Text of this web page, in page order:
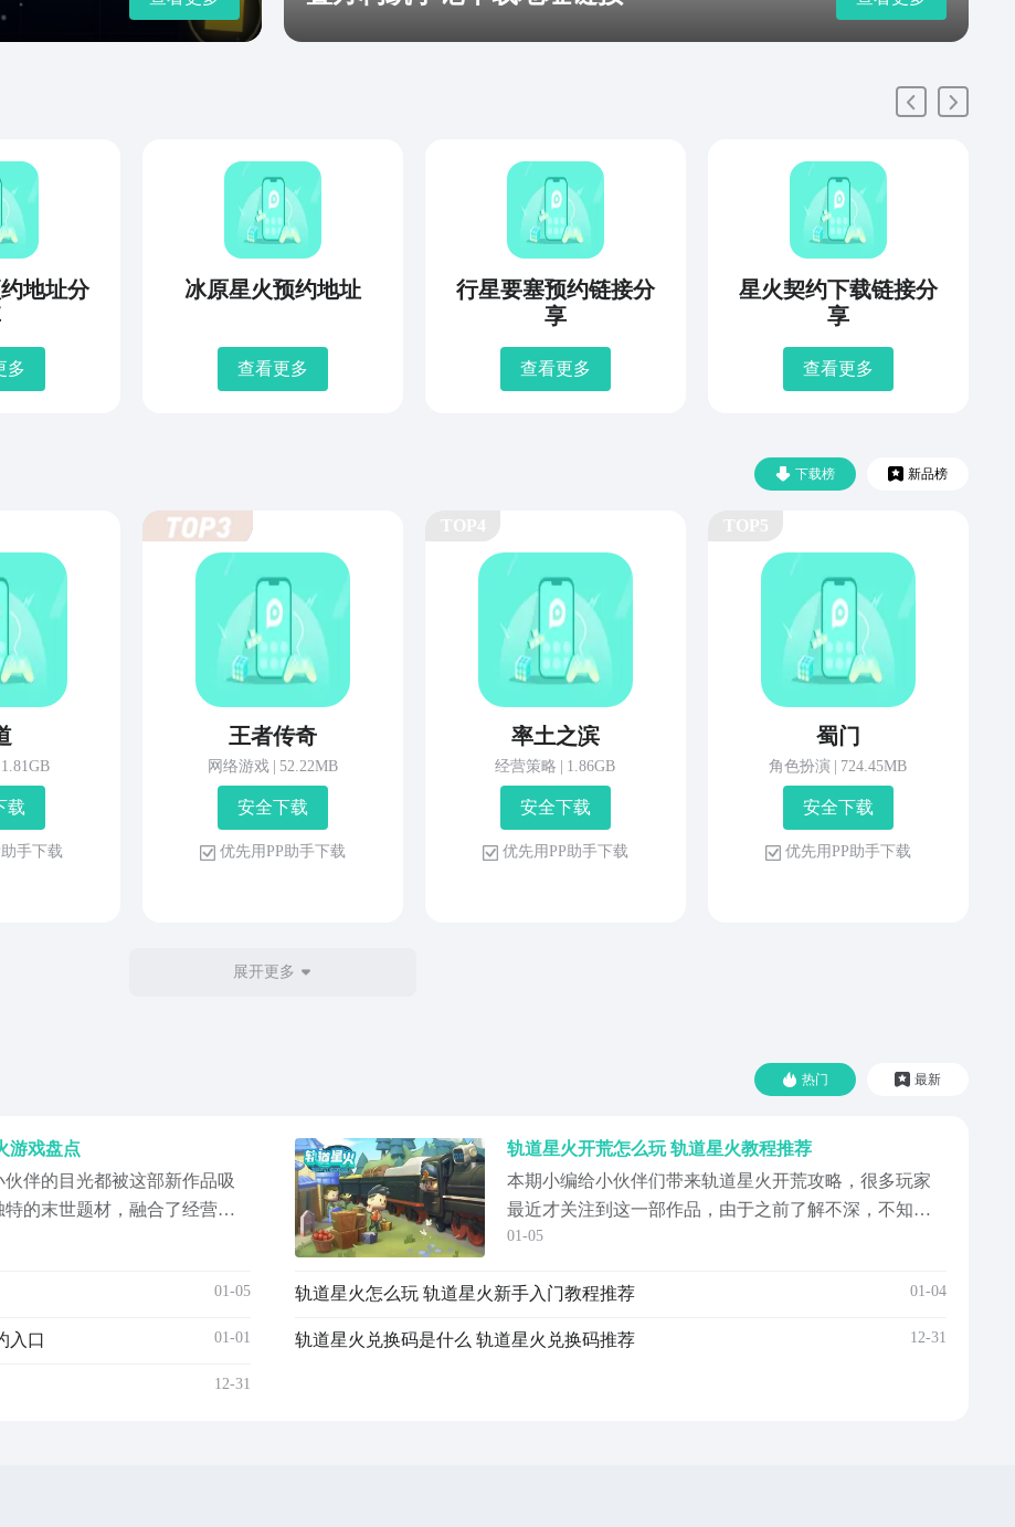
地址分
多
冰原星火预约地址
查看更多
行星要塞预约链接分
享
查看更多
星火契约下载链接分
享
查看更多
下载榜 新品榜
1.81GB
载
助 手 下 载
王者传奇
网络游戏 52.22MB
安 全 下 载
优 先 用 P P 助 手 下 载
率土之滨
经营策略 1.86GB
安 全 下 载
优 先 用 P P 助 手 下 载
蜀门
角色扮演 724.45MB
安 全 下 载
优 先 用 P P 助 手 下 载
展开更多
热门 最新
游戏盘点
伴的目光都被这部新作品吸
的末世题材，融合了经营模
想前往尝试一番，那这部作
有所爱，如果大家对模拟经01-05
入口 01-01
12-31
轨道星火开荒怎么玩 轨道星火教程推荐
本期小编给小伙伴们带来轨道星火开荒攻略，很多玩家
最近才关注到这一部作品，由于之前了解不深，不知道
在开荒阶段需要做什么，所以本期小编就给大家简单带
快速的掌握开荒的节奏了，下面就一起看看都有哪些重
过前期不建议...
01-05
轨道星火怎么玩 轨道星火新手入门教程推荐 01-04
轨道星火兑换码是什么 轨道星火兑换码推荐 12-31